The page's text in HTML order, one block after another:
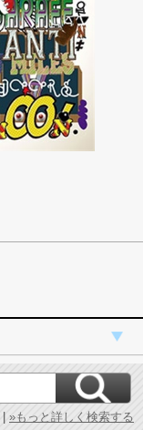
| »もっと詳しく検索する